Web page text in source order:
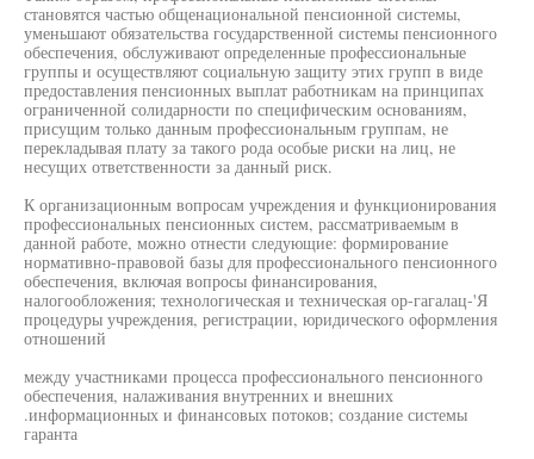
становятся частью общенациональной пенсионной системы,
уменьшают обязательства государственной системы пенсионного
обеспечения, обслуживают определенные профессиональные
группы и осуществляют социальную защиту этих групп в виде
предоставления пенсионных выплат работникам на принципах
ограниченной солидарности по специфическим основаниям,
присущим только данным профессиональным группам, не
перекладывая плату за такого рода особые риски на лиц, не
несущих ответственности за данный риск.
К организационным вопросам учреждения и функционирования
профессиональных пенсионных систем, рассматриваемым в
данной работе, можно отнести следующие: формирование
нормативно-правовой базы для профессионального пенсионного
обеспечения, включая вопросы финансирования,
налогообложения; технологическая и техническая ор-гагалац-'Я
процедуры учреждения, регистрации, юридического оформления
отношений
между участниками процесса профессионального пенсионного
обеспечения, налаживания внутренних и внешних
.информационных и финансовых потоков; создание системы
гаранта